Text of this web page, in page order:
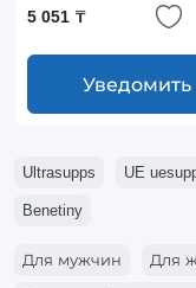
5 051 ₸
Уведомить
Ultrasupps UE
Benetiny
Для мужчин Для